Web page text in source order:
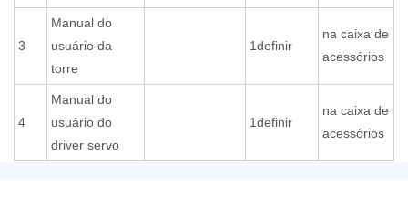
3
Manual do
usuário da
torre
1definir
na caixa de
acessórios
4
Manual do
usuário do
driver servo
1definir
na caixa de
acessórios